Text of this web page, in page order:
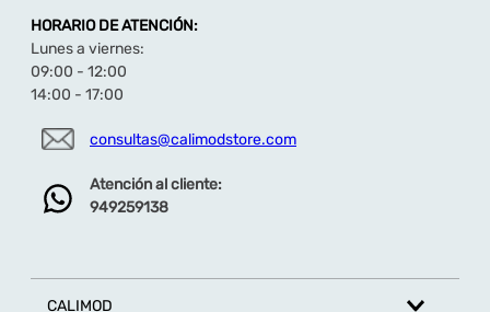
HORARIO DE ATENCIÓN:
Lunes a viernes:
09:00 - 12:00
14:00 - 17:00
consultas@calimodstore.com
Atención al cliente:
949259138
CALIMOD